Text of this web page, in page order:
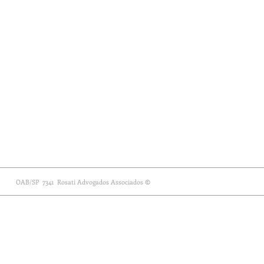
OAB/SP 7341 Rosati Advogados Associados ©